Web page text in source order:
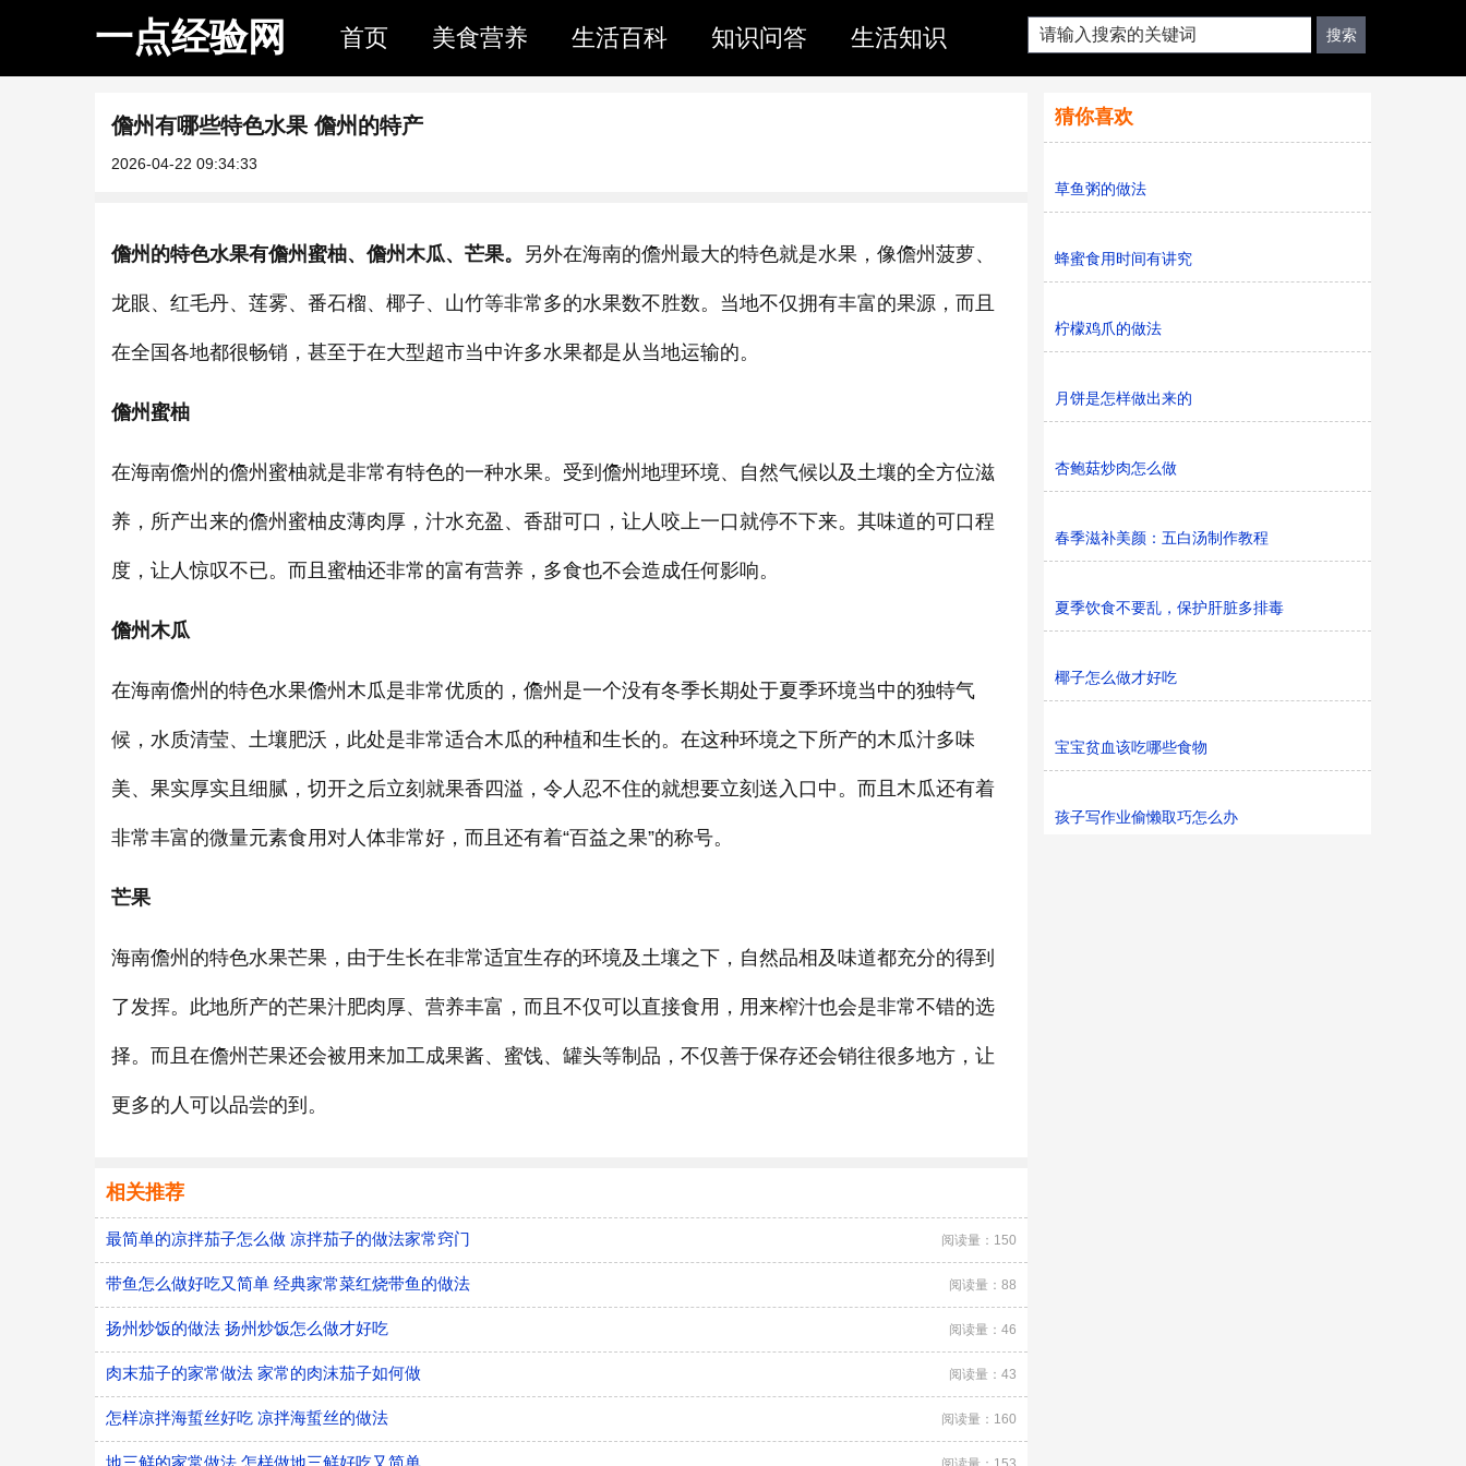
一点经验网 首页 美食营养 生活百科 知识问答 生活知识
儋州有哪些特色水果 儋州的特产
2026-04-22 09:34:33
儋州的特色水果有儋州蜜柚、儋州木瓜、芒果。 另外在海南的儋州最大的特色就是水果，像儋州菠萝、
龙眼、红毛丹、莲雾、番石榴、椰子、山竹等非常多的水果数不胜数。当地不仅拥有丰富的果源，而且
在全国各地都很畅销，甚至于在大型超市当中许多水果都是从当地运输的。
儋州蜜柚
在海南儋州的儋州蜜柚就是非常有特色的一种水果。受到儋州地理环境、自然气候以及土壤的全方位滋
养，所产出来的儋州蜜柚皮薄肉厚，汁水充盈、香甜可口，让人咬上一口就停不下来。其味道的可口程
度，让人惊叹不已。而且蜜柚还非常的富有营养，多食也不会造成任何影响。
儋州木瓜
在海南儋州的特色水果儋州木瓜是非常优质的，儋州是一个没有冬季长期处于夏季环境当中的独特气
候，水质清莹、土壤肥沃，此处是非常适合木瓜的种植和生长的。在这种环境之下所产的木瓜汁多味
美、果实厚实且细腻，切开之后立刻就果香四溢，令人忍不住的就想要立刻送入口中。而且木瓜还有着
非常丰富的微量元素食用对人体非常好，而且还有着“百益之果”的称号。
芒果
海南儋州的特色水果芒果，由于生长在非常适宜生存的环境及土壤之下，自然品相及味道都充分的得到
了发挥。此地所产的芒果汁肥肉厚、营养丰富，而且不仅可以直接食用，用来榨汁也会是非常不错的选
择。而且在儋州芒果还会被用来加工成果酱、蜜饯、罐头等制品，不仅善于保存还会销往很多地方，让
更多的人可以品尝的到。
相关推荐
最简单的凉拌茄子怎么做 凉拌茄子的做法家常窍门 阅读量：150
带鱼怎么做好吃又简单 经典家常菜红烧带鱼的做法 阅读量：88
扬州炒饭的做法 扬州炒饭怎么做才好吃 阅读量：46
肉末茄子的家常做法 家常的肉沫茄子如何做 阅读量：43
怎样凉拌海蜇丝好吃 凉拌海蜇丝的做法 阅读量：160
地三鲜的家常做法 怎样做地三鲜好吃又简单
猜你喜欢
草鱼粥的做法
蜂蜜食用时间有讲究
柠檬鸡爪的做法
月饼是怎样做出来的
杏鲍菇炒肉怎么做
春季滋补美颜：五白汤制作教程
夏季饮食不要乱，保护肝脏多排毒
椰子怎么做才好吃
宝宝贫血该吃哪些食物
孩子写作业偷懒取巧怎么办